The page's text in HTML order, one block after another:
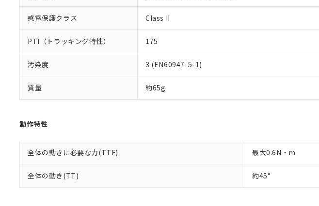
感電保護クラス Class II
PTI（トラッキング特性） 175
汚染度 3 (EN60947-5-1)
質量 約65g
動作特性
全体の動きに必要な力(TTF) 最大0.6N・m
全体の動き(TT) 約45°